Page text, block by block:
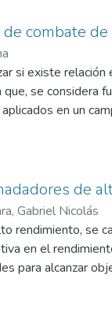
deportistas al
datos
físico
de
y conforman
combate
si existe
se considera
en un
general y el
por 148
los 18 y 45
del Revised
análisis de
ansiedad total y
de
Gabriel Nicolás
rendimiento, se
en el
para alcanzar
el desempeño